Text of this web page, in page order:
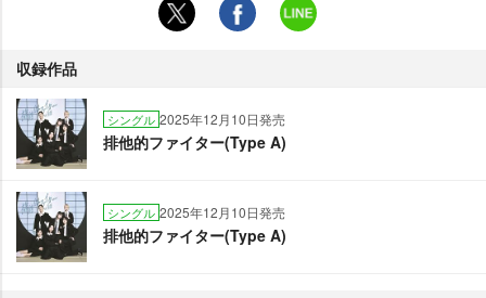
収録作品
シングル 2025年12月10日発売
排他的ファイター(Type A)
シングル 2025年12月10日発売
排他的ファイター(Type A)